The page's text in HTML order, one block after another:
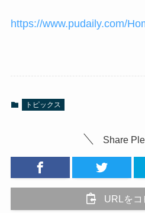
https://www.pudaily.com/
トピックス
Share
URLをコ